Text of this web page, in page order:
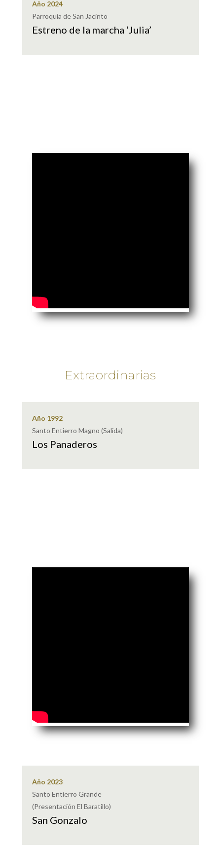
Año 2024
Parroquia de San Jacinto
Estreno de la marcha ‘Julia’
Extraordinarias
Año 1992
Santo Entierro Magno (Salida)
Los Panaderos
Año 2023
Santo Entierro Grande
(Presentación El Baratillo)
San Gonzalo